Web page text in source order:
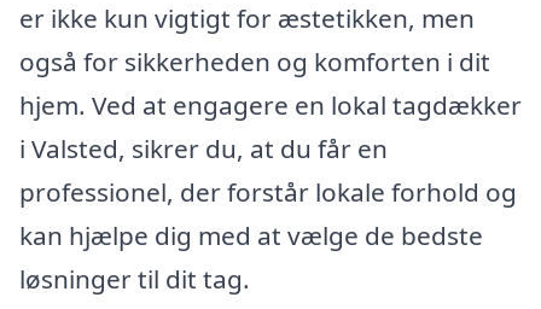
er ikke kun vigtigt for æstetikken, men
også for sikkerheden og komforten i dit
hjem. Ved at engagere en lokal tagdækker
i Valsted, sikrer du, at du får en
professionel, der forstår lokale forhold og
kan hjælpe dig med at vælge de bedste
løsninger til dit tag.